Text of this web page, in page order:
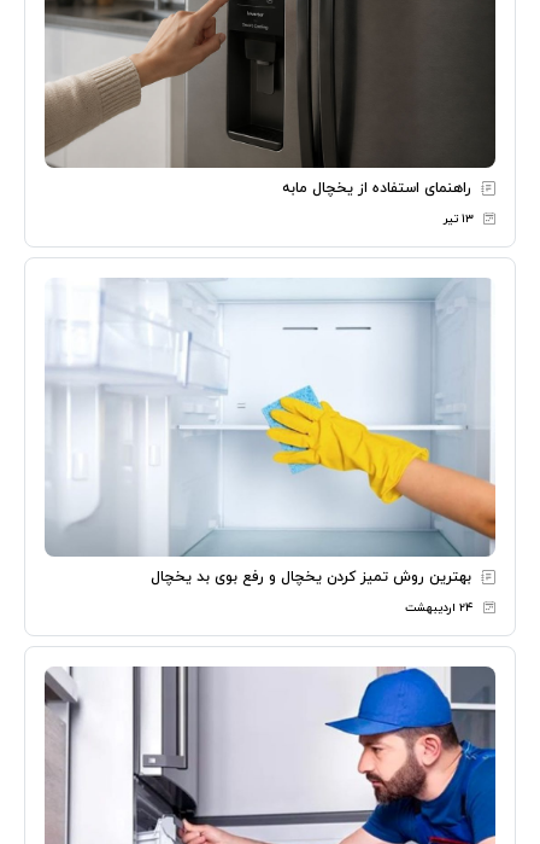
راهنمای استفاده از یخچال مابه
۱۳ تیر
بهترین روش تمیز کردن یخچال و رفع بوی بد یخچال
۲۴ اردیبهشت